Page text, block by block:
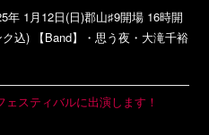
年 1月12日(日)郡山♯9開場 16時開
込) 【Band】・思う夜・大滝千裕
スティバルに出演します！